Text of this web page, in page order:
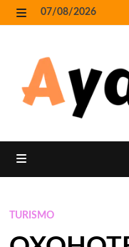
Skip
to
07/08/2026
TURISMO